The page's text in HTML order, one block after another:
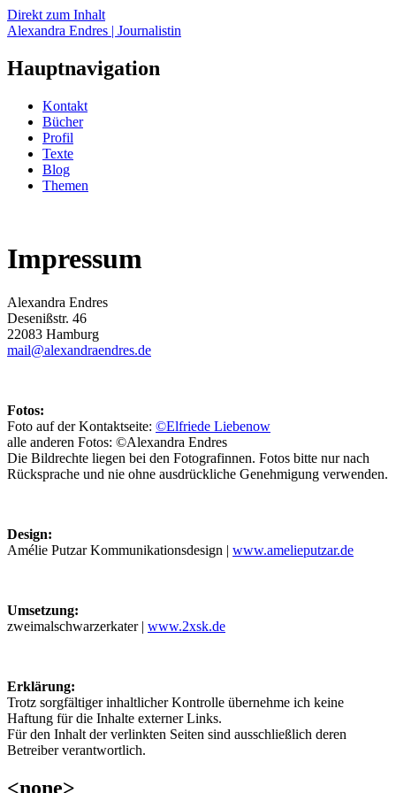
Direkt zum Inhalt
Alexandra Endres | Journalistin
Hauptnavigation
Kontakt
Bücher
Profil
Texte
Blog
Themen
Impressum
Alexandra Endres
Desenißstr. 46
22083 Hamburg
mail@alexandraendres.de
Fotos:
Foto auf der Kontaktseite: ©Elfriede Liebenow
alle anderen Fotos: ©Alexandra Endres
Die Bildrechte liegen bei den Fotografinnen. Fotos bitte nur nach
Rücksprache und nie ohne ausdrückliche Genehmigung verwenden.
Design:
Amélie Putzar Kommunikationsdesign | www.amelieputzar.de
Umsetzung:
zweimalschwarzerkater | www.2xsk.de
Erklärung:
Trotz sorgfältiger inhaltlicher Kontrolle übernehme ich keine
Haftung für die Inhalte externer Links.
Für den Inhalt der verlinkten Seiten sind ausschließlich deren
Betreiber verantwortlich.
<none>